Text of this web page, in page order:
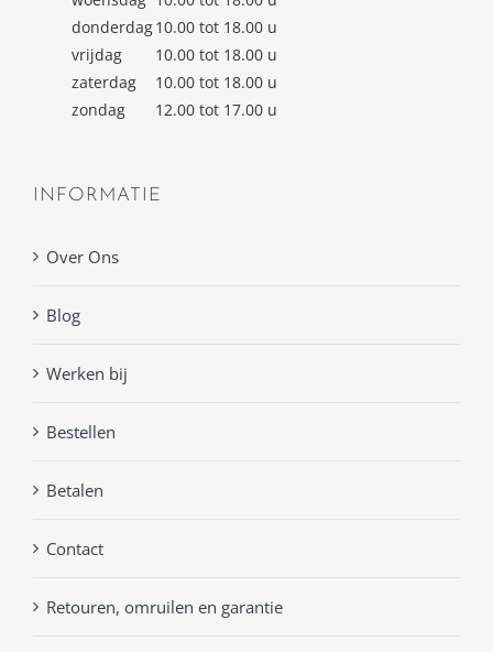
donderdag10.00 tot 18.00 u
vrijdag
10.00 tot 18.00 u
zaterdag
10.00 tot 18.00 u
zondag
12.00 tot 17.00 u
INFORMATIE
Over Ons
Blog
Werken bij
Bestellen
Betalen
Contact
Retouren, omruilen en garantie